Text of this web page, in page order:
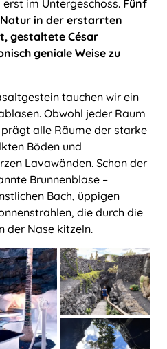
im Untergeschoss. Fünf
in der erstarrten
gestaltete César
geniale Weise zu
tauchen wir ein
Obwohl jeder Raum
alle Räume der starke
Böden und
Lavawänden. Schon der
Brunnenblase –
Bach, üppigen
die durch die
der Nase kitzeln.